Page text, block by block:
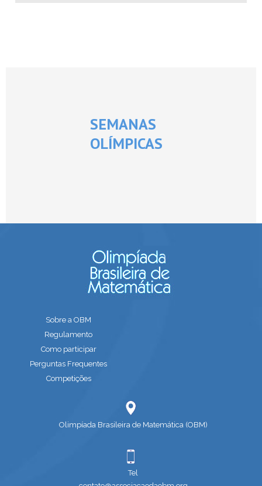
SEMANAS
OLÍMPICAS
Sobre a OBM
Regulamento
Como participar
Perguntas Frequentes
Competições
Olimpíada Brasileira de Matemática (OBM)
Tel